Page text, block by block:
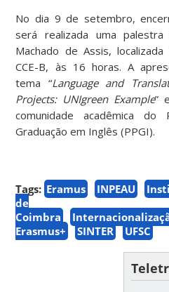
No dia 9 de setembro,
será realizada uma
Machado de Assis,
CCE-B, às 16 horas. A
tema “Language and
Projects: UNIgreen Example”
comunidade acadêmica
Graduação em Inglês (PPGI).
Tags: Eramus INPEAU
de
Coimbra
Erasmus+
SINTER UFSC